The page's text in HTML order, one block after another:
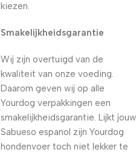
kiezen.
Smakelijkheidsgarantie
Wij zijn overtuigd van de
kwaliteit van onze voeding.
Daarom geven wij op alle
Yourdog verpakkingen een
smakelijkheidsgarantie. Lijkt jouw
Sabueso espanol zijn Yourdog
hondenvoer toch niet lekker te